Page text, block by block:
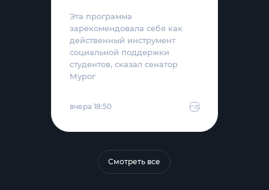
Эта программа
зарекомендовала себя как
действенный инструмент
социальной поддержки
студентов, сказал сенатор
Мурог
вчера 18:50
Смотреть все